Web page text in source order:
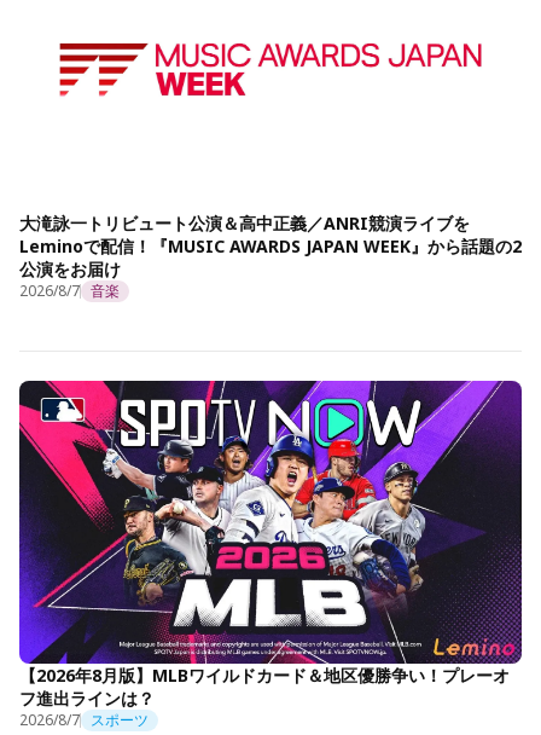
大滝詠一トリビュート公演＆高中正義／ANRI競演ライブを
Leminoで配信！『MUSIC AWARDS JAPAN WEEK』から話題の2
公演をお届け
2026/8/7 音楽
【2026年8月版】MLBワイルドカード＆地区優勝争い！プレーオ
フ進出ラインは？
2026/8/7 スポーツ